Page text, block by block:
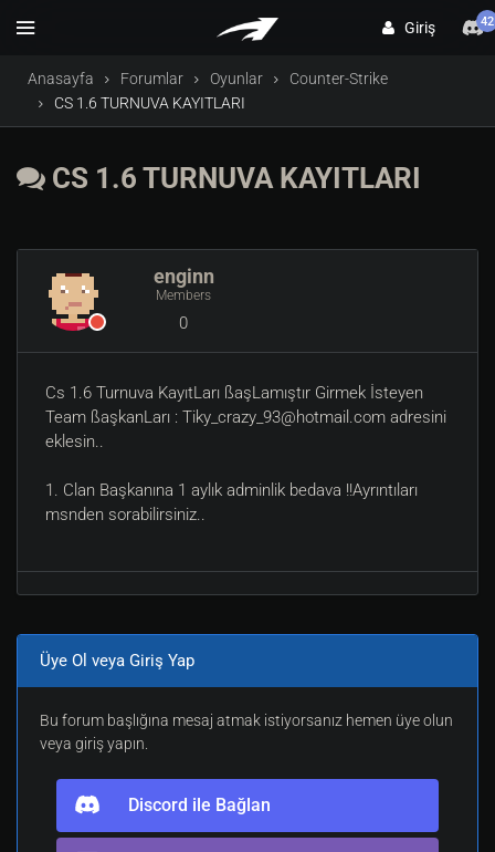
Giriş 42
Anasayfa Forumlar Oyunlar
Counter-Strike
CS 1.6 TURNUVA KAYITLARI
CS 1.6 TURNUVA KAYITLARI
enginn
Members
0
Cs 1.6 Turnuva KayıtLarı ßaşLamıştır Girmek İsteyen
Team ßaşkanLarı : Tiky_crazy_93@hotmail.com adresini
eklesin..
1. Clan Başkanına 1 aylık adminlik bedava !!Ayrıntıları
msnden sorabilirsiniz..
Üye Ol veya Giriş Yap
Bu forum başlığına mesaj atmak istiyorsanız hemen üye olun
veya giriş yapın.
Discord ile Bağlan